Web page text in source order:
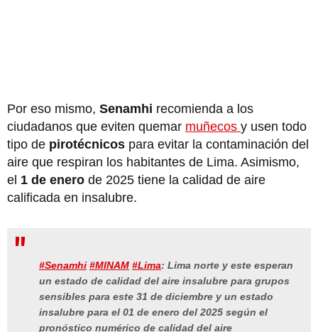
Por eso mismo, Senamhi recomienda a los
ciudadanos que eviten quemar muñecos y usen todo
tipo de pirotécnicos para evitar la contaminación del
aire que respiran los habitantes de Lima. Asimismo,
el 1 de enero de 2025 tiene la calidad de aire
calificada en insalubre.
#Senamhi #MINAM #Lima: Lima norte y este esperan
un estado de calidad del aire insalubre para grupos
sensibles para este 31 de diciembre y un estado
insalubre para el 01 de enero del 2025 según el
pronóstico numérico de calidad del aire